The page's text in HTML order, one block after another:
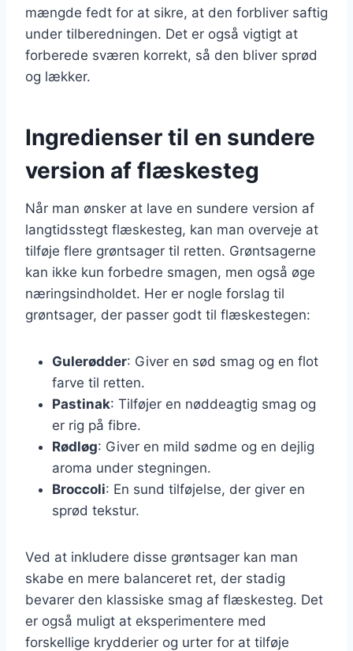
mængde fedt for at sikre, at den forbliver saftig
under tilberedningen. Det er også vigtigt at
forberede sværen korrekt, så den bliver sprød
og lækker.
Ingredienser til en sundere
version af flæskesteg
Når man ønsker at lave en sundere version af
langtidsstegt flæskesteg, kan man overveje at
tilføje flere grøntsager til retten. Grøntsagerne
kan ikke kun forbedre smagen, men også øge
næringsindholdet. Her er nogle forslag til
grøntsager, der passer godt til flæskestegen:
Gulerødder: Giver en sød smag og en flot
farve til retten.
Pastinak: Tilføjer en nøddeagtig smag og
er rig på fibre.
Rødløg: Giver en mild sødme og en dejlig
aroma under stegningen.
Broccoli: En sund tilføjelse, der giver en
sprød tekstur.
Ved at inkludere disse grøntsager kan man
skabe en mere balanceret ret, der stadig
bevarer den klassiske smag af flæskesteg. Det
er også muligt at eksperimentere med
forskellige krydderier og urter for at tilføje